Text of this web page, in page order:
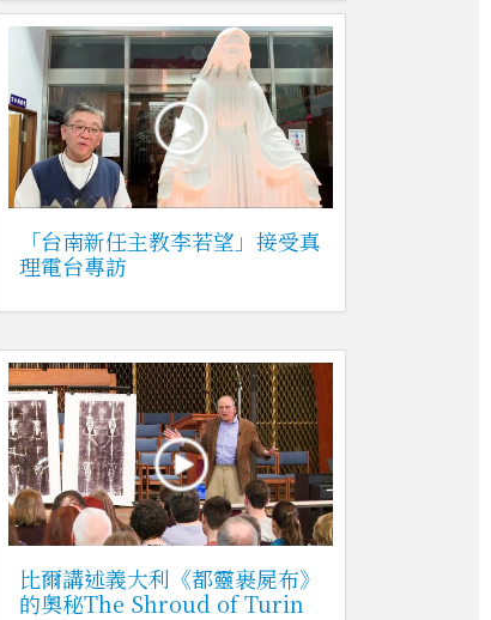
「台南新任主教李若望」接受真
理電台專訪
比爾講述義大利《都靈裹屍布》
的奧秘The Shroud of Turin